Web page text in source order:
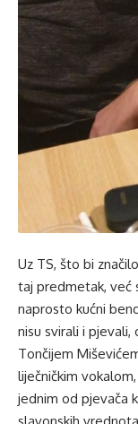
Uz TS, što bi
taj predmetak, već
naprosto kućni
nisu svirali i
Tončijem
liječničkim
jednim od pjevača